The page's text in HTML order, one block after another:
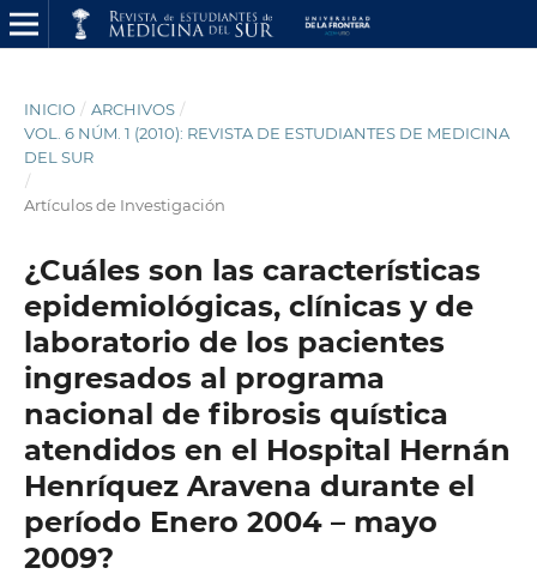
INICIO / ARCHIVOS /
VOL. 6 NÚM. 1 (2010): REVISTA DE ESTUDIANTES DE MEDICINA
DEL SUR
/
Artículos de Investigación
¿Cuáles son las características
epidemiológicas, clínicas y de
laboratorio de los pacientes
ingresados al programa
nacional de fibrosis quística
atendidos en el Hospital Hernán
Henríquez Aravena durante el
período Enero 2004 – mayo
2009?